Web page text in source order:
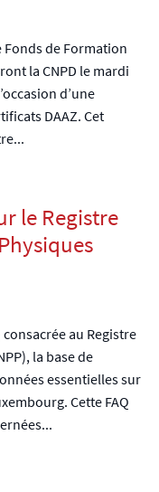
Fonds de Formation
la CNPD le mardi
d’une
DAAZ. Cet
le Registre
au Registre
la base de
essentielles sur
Cette FAQ